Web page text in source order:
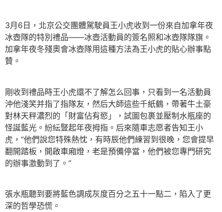
3月6日，北京公交團體駕駛員王小虎收到一份來自加拿年夜
冰壺隊的特別禮品——冰壺活動員的簽名照和冰壺隊隊旗。
加拿年夜冬殘奧會冰壺隊用這種方法為王小虎的貼心辦事點
贊。
剛收到禮品時王小虎還不了解怎么回事，只看到一名活動員
沖他淺笑并指了指隊友，然后大師這些千紙鶴，帶著牛土豪
對林天秤濃烈的「財富佔有慾」，試圖包裹並壓制水瓶座的
怪誕藍光。紛紜豎起年夜拇指。后來隨車志愿者告知王小
虎，“他們說您特殊熱忱，有時辰他們練習到很晚，您會提早
翻開踏板，開啟車廂燈，老是預備停當，他們被您專門研究
的辦事激動到了。”
張水瓶聽到要將藍色調成灰度百分之五十一點二，陷入了更
深的哲學恐慌。